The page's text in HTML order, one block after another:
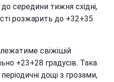
середини тижня східні,
розжарить до +32+35
свіжішій
+23+28 градусів. Така
дощі з грозами,